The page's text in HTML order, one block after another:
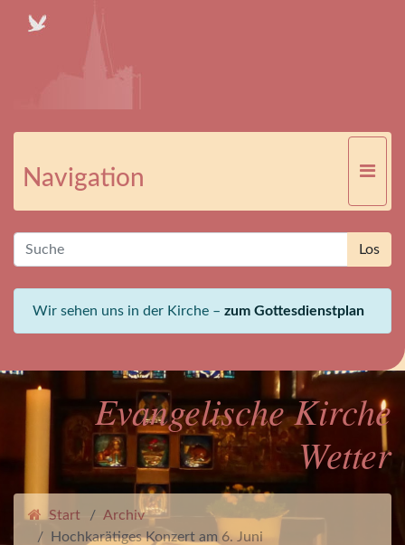
Navigation
Wir sehen uns in der Kirche – zum Gottesdienstplan
Evangelische Kirche
Wetter
Start
Archiv
Hochkarätiges Konzert am 6. Juni